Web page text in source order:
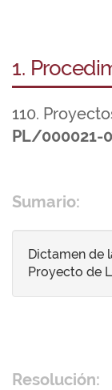
1.
110.
PL/000021-
Sumario:
Dictamen de
Proyecto de
Resolución: